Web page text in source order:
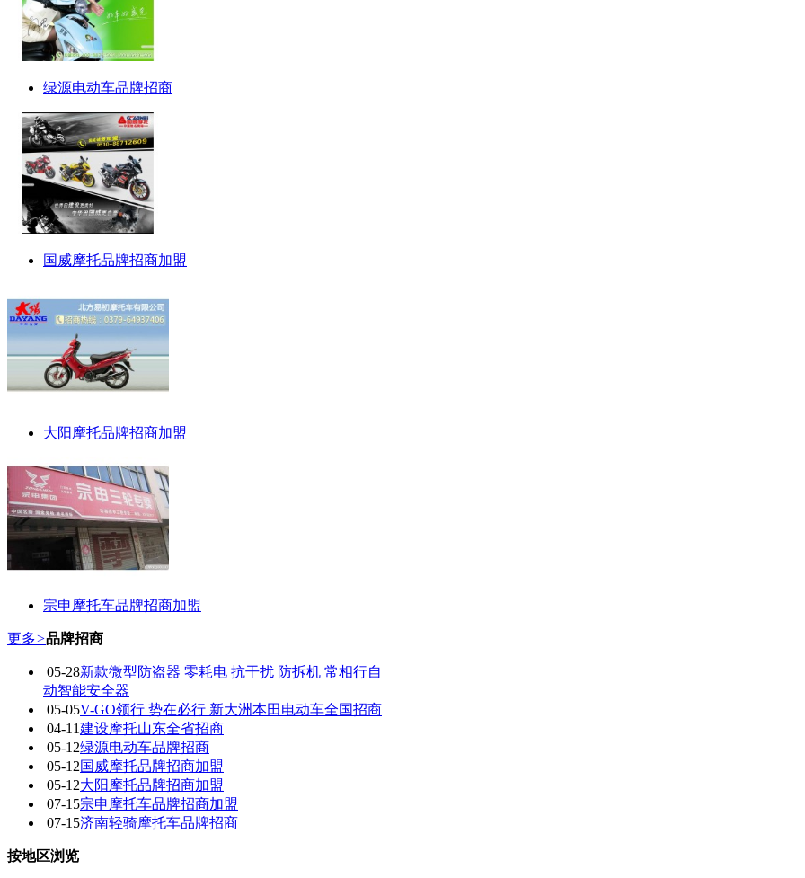
绿源电动车品牌招商
国威摩托品牌招商加盟
大阳摩托品牌招商加盟
宗申摩托车品牌招商加盟
更多>品牌招商
05-28新款微型防盗器 零耗电 抗干扰 防拆机 常相行自
动智能安全器
05-05V-GO领行 势在必行 新大洲本田电动车全国招商
04-11建设摩托山东全省招商
05-12绿源电动车品牌招商
05-12国威摩托品牌招商加盟
05-12大阳摩托品牌招商加盟
07-15宗申摩托车品牌招商加盟
07-15济南轻骑摩托车品牌招商
按地区浏览